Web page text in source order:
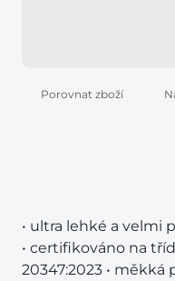
Porovnat zboží
• ultra lehké a velmi
• certifikováno na
20347:2023 • měkká